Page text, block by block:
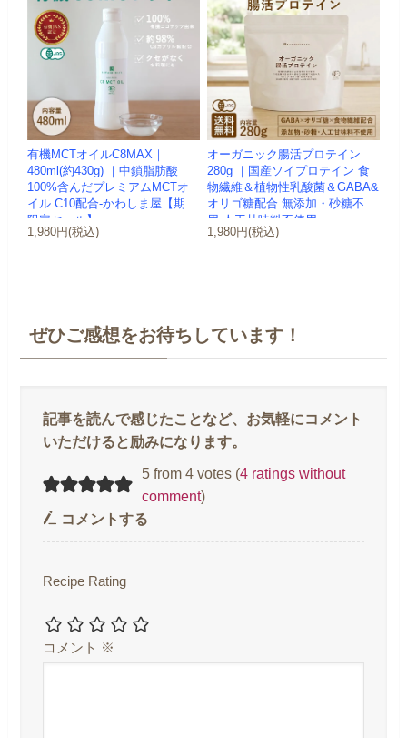
有機MCTオイルC8MAX｜
480ml(約430g) ｜中鎖脂肪酸
100%含んだプレミアムMCTオ
イル C10配合-かわしま屋【期間
限定セール】
1,980円(税込)
オーガニック腸活プロテイン
280g ｜国産ソイプロテイン 食
物繊維＆植物性乳酸菌＆GABA&
オリゴ糖配合 無添加・砂糖不使
用 人工甘味料不使用 ...
1,980円(税込)
ぜひご感想をお待ちしています！
5 from 4 votes (4 ratings without
comment)
コメントする
Recipe Rating
コメント ※